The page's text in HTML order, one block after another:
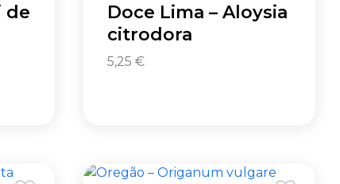
de
Doce Lima – Aloysia
citrodora
5,25€